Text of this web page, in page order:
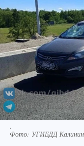
.
Фото: УГИБДД